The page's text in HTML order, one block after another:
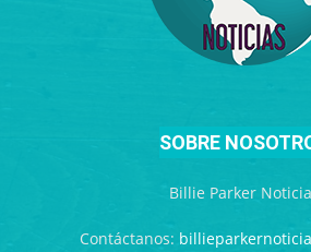
SOBRE
Billie Parker
Contáctanos: